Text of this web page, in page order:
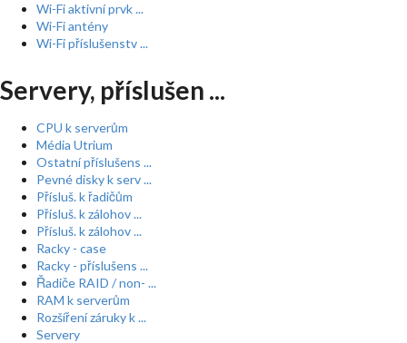
Wi-Fi aktivní prvk ...
Wi-Fi antény
Wi-Fi příslušenstv ...
Servery, příslušen ...
CPU k serverům
Média Utrium
Ostatní příslušens ...
Pevné disky k serv ...
Přísluš. k řadičům
Přísluš. k zálohov ...
Přísluš. k zálohov ...
Racky - case
Racky - příslušens ...
Řadiče RAID / non- ...
RAM k serverům
Rozšíření záruky k ...
Servery